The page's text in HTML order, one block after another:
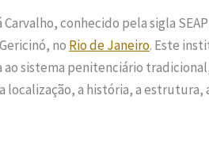
conhecido pela sigla
no Rio de Janeiro. Este
sistema penitenciário
localização, a história, a estrutura,